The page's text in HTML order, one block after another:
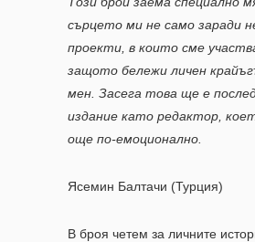
сърцето ми не само заради
проекти, в които сме
защото бележи личен
мен. Засега това ще е
издание като редактор,
още по-емоционално.
Ясемин Балтачи (Турция)
В броя четем за личните